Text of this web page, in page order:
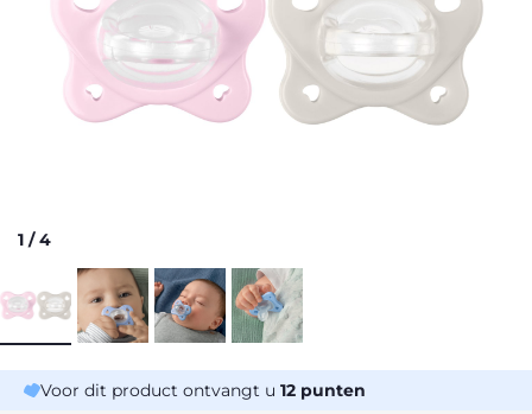
1 /4
Voor dit product ontvangt u 12 punten